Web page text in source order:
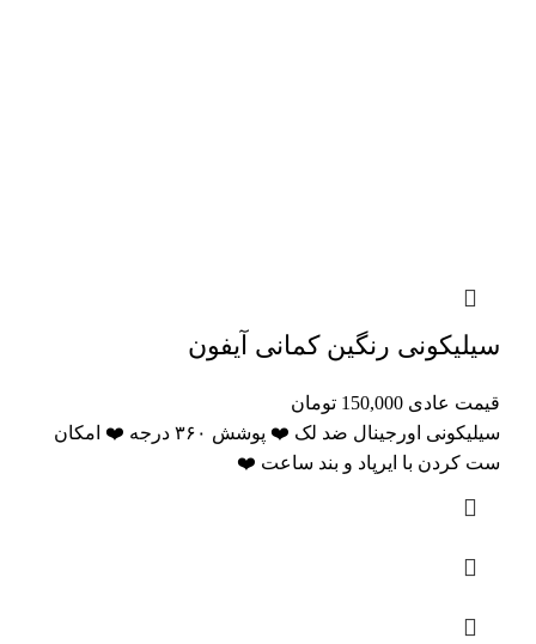
سیلیکونی رنگین کمانی آیفون
قیمت عادی 150,000 تومان
سیلیکونی اورجینال ضد لک ❤️ پوشش ۳۶۰ درجه ❤️ امکان
ست کردن با ایرپاد و بند ساعت ❤️